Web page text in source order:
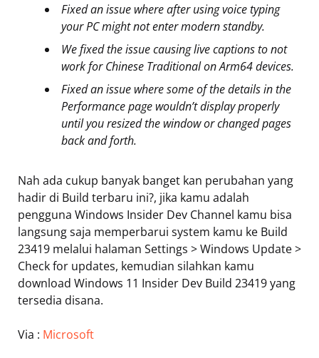
Fixed an issue where after using voice typing
your PC might not enter modern standby.
We fixed the issue causing live captions to not
work for Chinese Traditional on Arm64 devices.
Fixed an issue where some of the details in the
Performance page wouldn’t display properly
until you resized the window or changed pages
back and forth.
Nah ada cukup banyak banget kan perubahan yang
hadir di Build terbaru ini?, jika kamu adalah
pengguna Windows Insider Dev Channel kamu bisa
langsung saja memperbarui system kamu ke Build
23419 melalui halaman Settings > Windows Update >
Check for updates, kemudian silahkan kamu
download Windows 11 Insider Dev Build 23419 yang
tersedia disana.
Via : Microsoft